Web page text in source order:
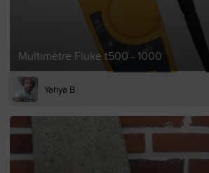
Multimètre Fluke t500 - 1000
Yahya B